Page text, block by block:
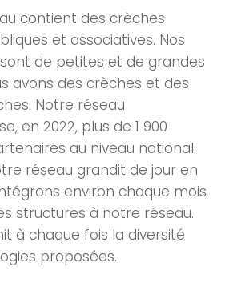
contient des crèches
et associatives. Nos
de petites et de grandes
avons des crèches et des
Notre réseau
en 2022, plus de 1 900
au niveau national.
réseau grandit de jour en
environ chaque mois
structures à notre réseau.
à chaque fois la diversité
proposées.